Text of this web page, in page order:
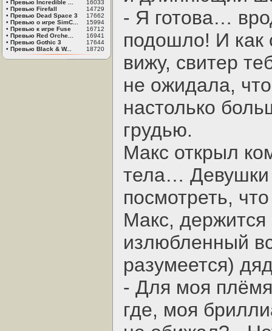
• Превью Incredible ...
16033
• Превью Firefall
14729
• Превью Dead Space 3
17662
• Превью о игре SimC...
15994
• Превью к игре Fuse
16712
• Превью Red Orche...
16941
• Превью Gothic 3
17644
• Превью Black & W... 18720
- Я готова…
подошло! И как
вижу, свитер
не ожидала,
настолько
грудью.
Макс открыл
тела… Девушки
посмотреть,
Макс, держится
излюбленный
разумеется)
- Для моя
где, моя